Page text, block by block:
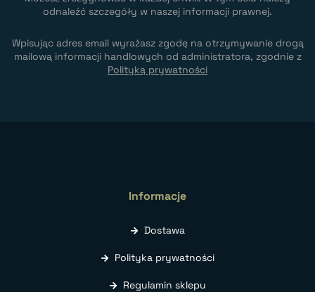
odnaleźć szczegóły w naszej informacji prawnej.
Wpisując adres email wyrażasz zgodę na otrzymywanie drogą
mailową informacji handlowych od administratora, zgodnie z
Polityką prywatności
Informacje
Dostawa
Polityka prywatności
Regulamin sklepu